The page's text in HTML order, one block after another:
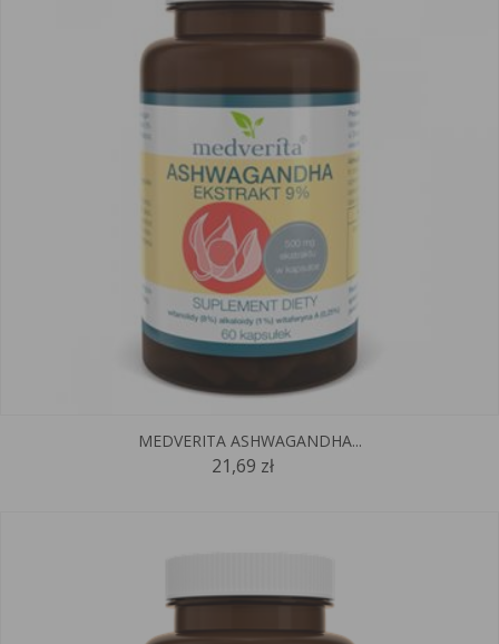
MEDVERITA ASHWAGANDHA...
21,69 zł